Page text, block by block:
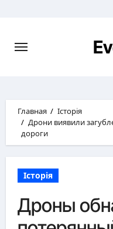
Главная
Історія
Дрони виявили
дороги
Історія
Дроны